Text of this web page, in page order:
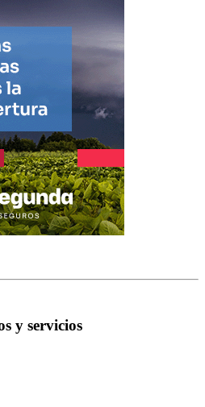
y servicios